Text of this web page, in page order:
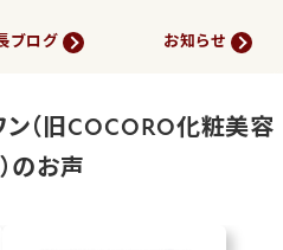
ブログ お知らせ
（旧COCORO化粧美容
のお声